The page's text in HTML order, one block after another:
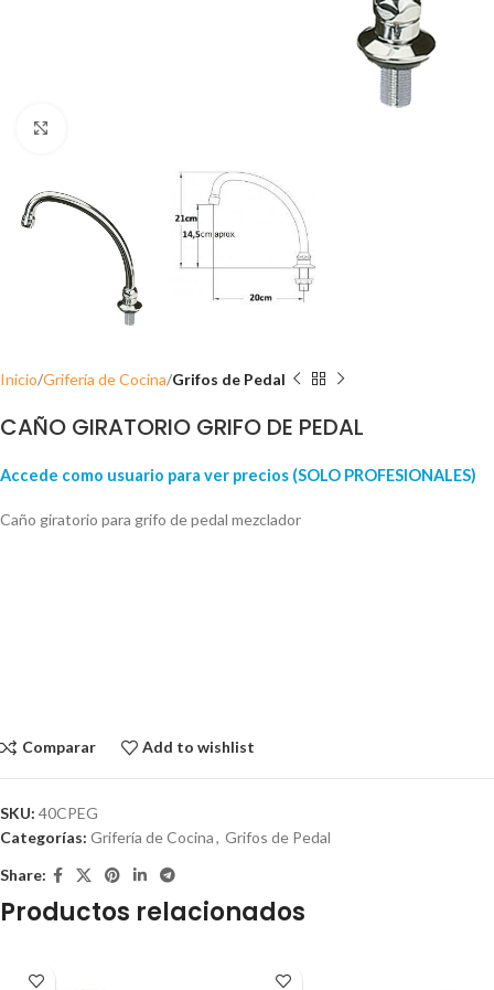
Inicio Grifería de Cocina Grifos de Pedal
CAÑO GIRATORIO GRIFO DE PEDAL
Accede como usuario para ver precios (SOLO PROFESIONALES)
Caño giratorio para grifo de pedal mezclador
Comparar Add to wishlist
SKU: 40CPEG
Categorías: Grifería de Cocina, Grifos de Pedal
Share:
Productos relacionados